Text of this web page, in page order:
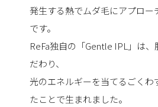
発生する熱でムダ毛にアプロー
です。
ReFa独自の「Gentle IPL」は
だわり、
光のエネルギーを当てるごくわ
たことで生まれました。